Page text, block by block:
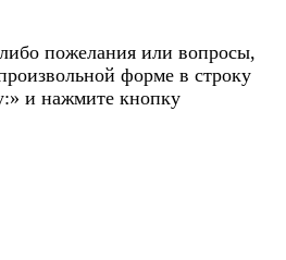
пожелания или вопросы,
форме в строку
и нажмите кнопку